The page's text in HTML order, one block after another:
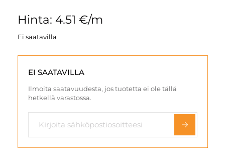
Hinta: 4.51 €/m
Ei saatavilla
EI SAATAVILLA
Ilmoita saatavuudesta, jos tuotetta ei ole tällä
hetkellä varastossa.